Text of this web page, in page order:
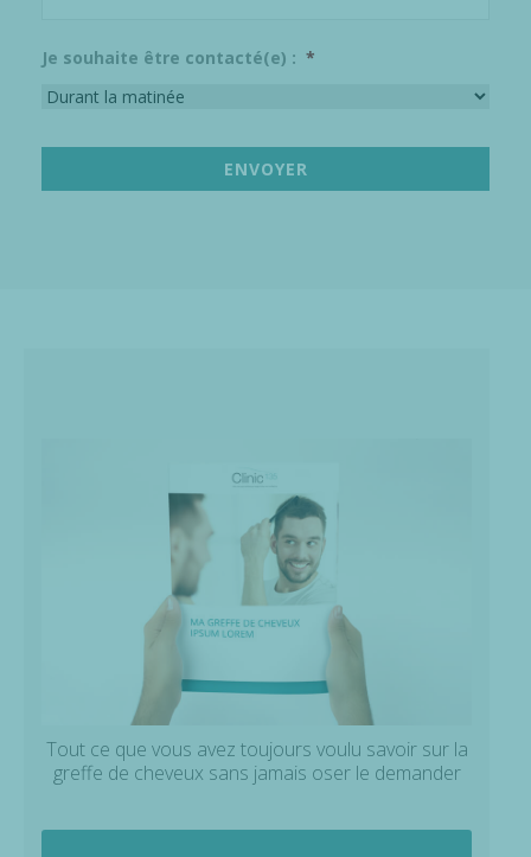
Je souhaite être contacté(e) : *
Tout ce que vous avez toujours voulu savoir sur la
greffe de cheveux sans jamais oser le demander